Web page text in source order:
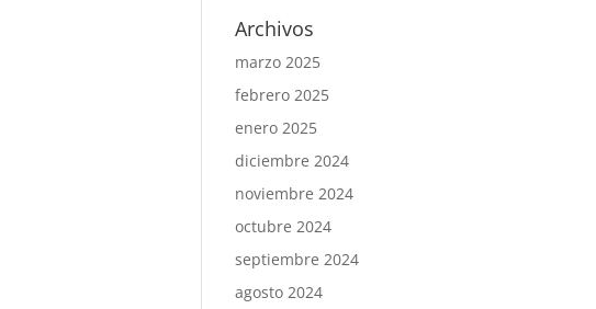
Archivos
marzo 2025
febrero 2025
enero 2025
diciembre 2024
noviembre 2024
octubre 2024
septiembre 2024
agosto 2024